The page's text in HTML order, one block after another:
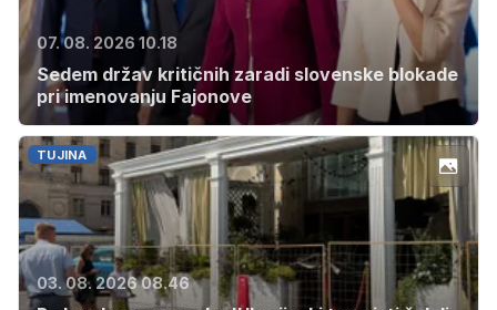
07. 08. 2026 10.18
Sedem držav kritičnih zaradi slovenske blokade
pri imenovanju Fajonove
TUJINA
03. 08. 2026 08.46